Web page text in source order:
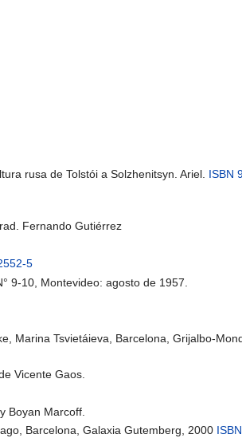
rusa de Tolstói a Solzhenitsyn. Ariel. ISBN
Fernando Gutiérrez
5
9-10, Montevideo: agosto de 1957.
Marina Tsvietáieva, Barcelona, Grijalbo-
Vicente Gaos.
Boyan Marcoff.
Barcelona, Galaxia Gutemberg, 2000